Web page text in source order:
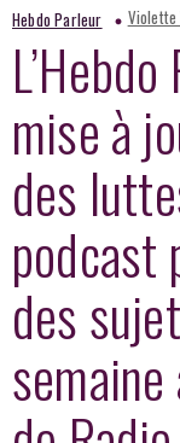
Hebdo Parleur Violette
mise à
des
podcast
des